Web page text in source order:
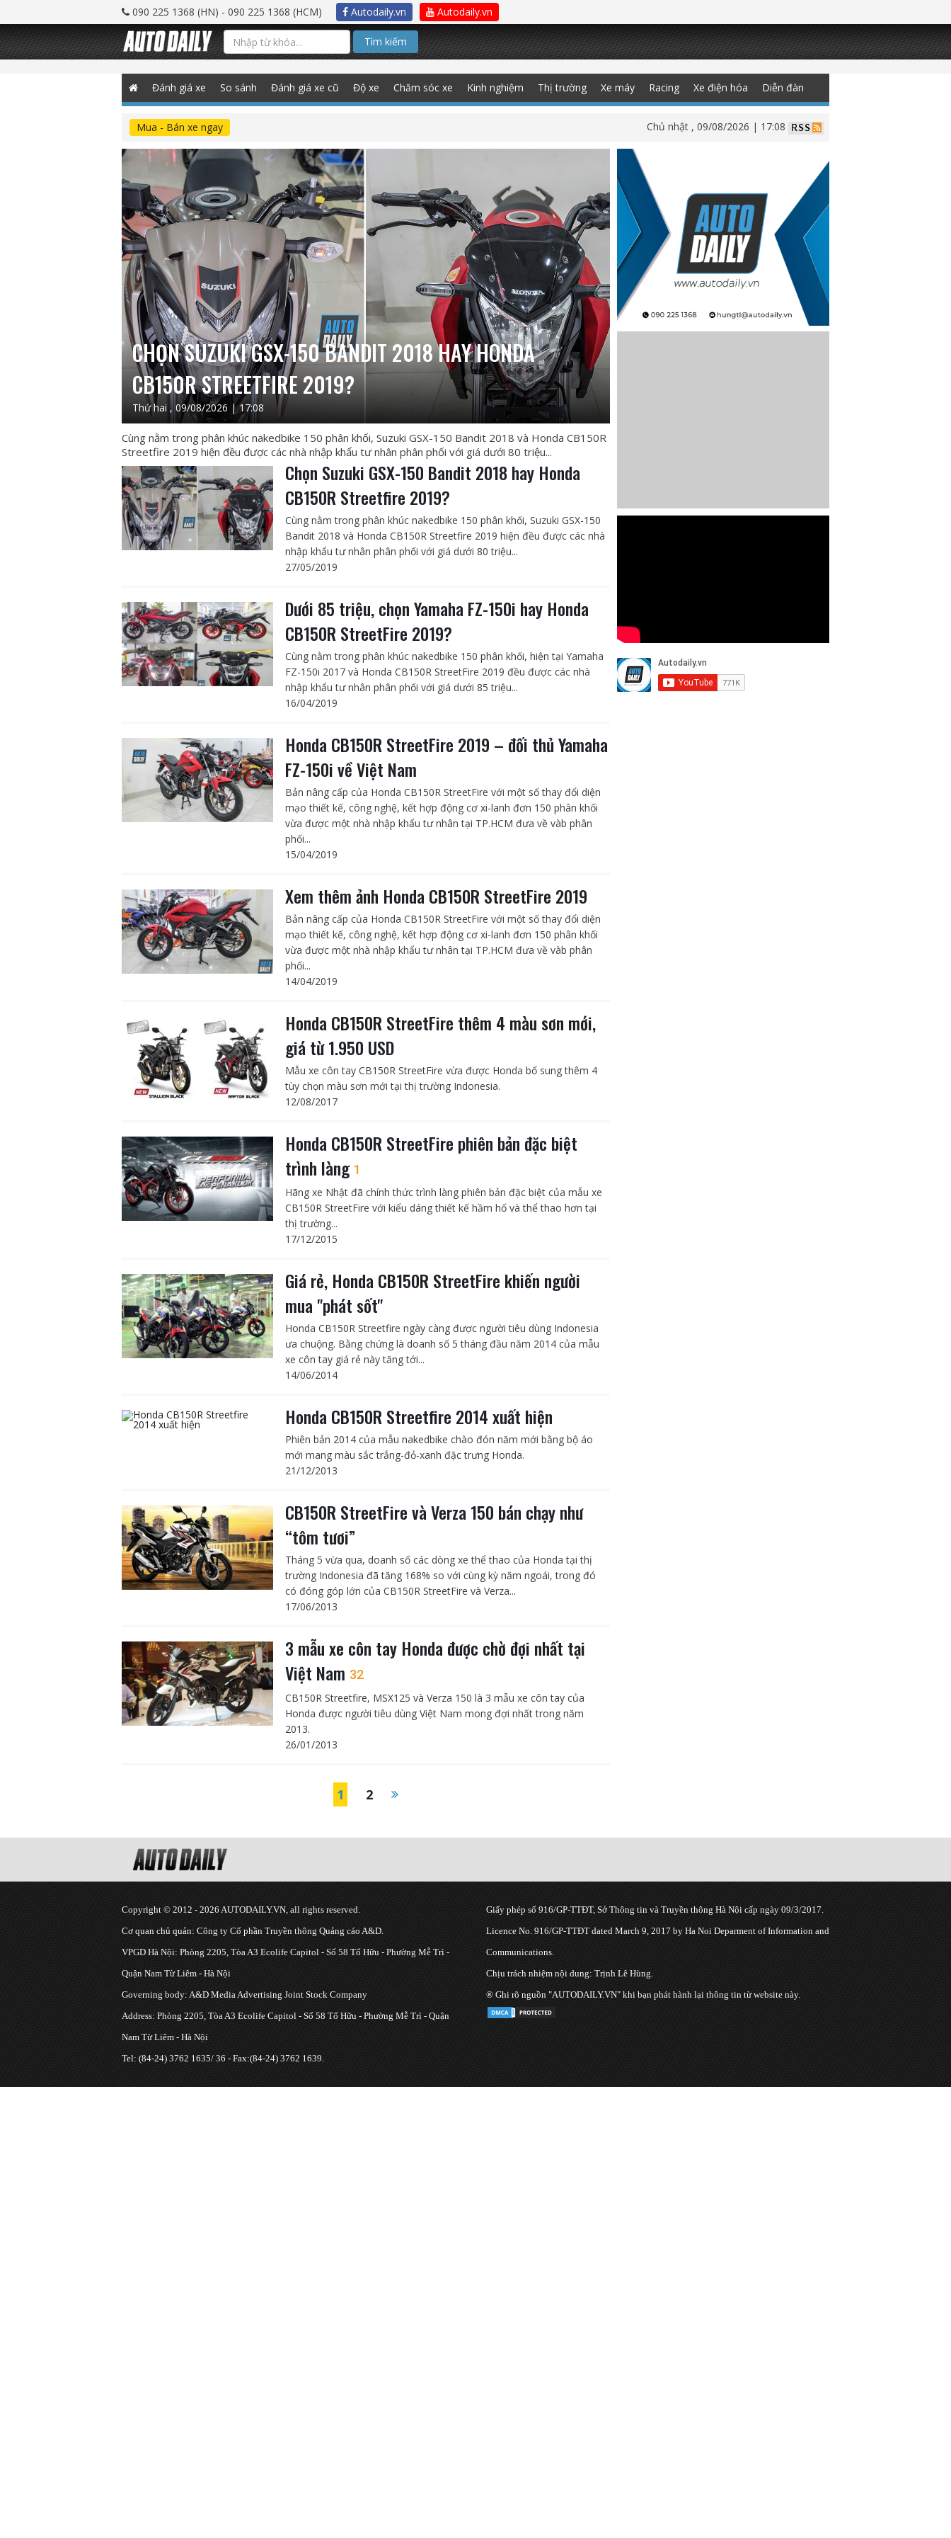
090 225 1368 (HN) - 090 225 1368 (HCM) Autodaily.vn Autodaily.vn
Tìm kiếm
Đánh giá xe So sánh Đánh giá xe cũ Độ xe Chăm sóc xe Kinh nghiệm Thị trường Xe máy Racing Xe điện hóa Diễn đàn
Mua - Bán xe ngay Chủ nhật , 09/08/2026 | 17:08
CHỌN SUZUKI GSX-150 BANDIT 2018 HAY HONDA
CB150R STREETFIRE 2019?
Thứ hai , 09/08/2026 | 17:08
Cùng nằm trong phân khúc nakedbike 150 phân khối, Suzuki GSX-150 Bandit 2018 và Honda CB150R
Streetfire 2019 hiện đều được các nhà nhập khẩu tư nhân phân phối với giá dưới 80 triệu...
Chọn Suzuki GSX-150 Bandit 2018 hay Honda
CB150R Streetfire 2019?
Cùng nằm trong phân khúc nakedbike 150 phân khối, Suzuki GSX-150
Bandit 2018 và Honda CB150R Streetfire 2019 hiện đều được các nhà
nhập khẩu tư nhân phân phối với giá dưới 80 triệu...
27/05/2019
Dưới 85 triệu, chọn Yamaha FZ-150i hay Honda
CB150R StreetFire 2019?
Cùng nằm trong phân khúc nakedbike 150 phân khối, hiện tại Yamaha
FZ-150i 2017 và Honda CB150R StreetFire 2019 đều được các nhà
nhập khẩu tư nhân phân phối với giá dưới 85 triệu...
16/04/2019
Honda CB150R StreetFire 2019 – đối thủ Yamaha
FZ-150i về Việt Nam
Bản nâng cấp của Honda CB150R StreetFire với một số thay đổi diện
mạo thiết kế, công nghệ, kết hợp động cơ xi-lanh đơn 150 phân khối
vừa được một nhà nhập khẩu tư nhân tại TP.HCM đưa về vàb phân
phối...
15/04/2019
Xem thêm ảnh Honda CB150R StreetFire 2019
Bản nâng cấp của Honda CB150R StreetFire với một số thay đổi diện
mạo thiết kế, công nghệ, kết hợp động cơ xi-lanh đơn 150 phân khối
vừa được một nhà nhập khẩu tư nhân tại TP.HCM đưa về vàb phân
phối...
14/04/2019
Honda CB150R StreetFire thêm 4 màu sơn mới,
giá từ 1.950 USD
Mẫu xe côn tay CB150R StreetFire vừa được Honda bổ sung thêm 4
tùy chọn màu sơn mới tại thị trường Indonesia.
12/08/2017
Honda CB150R StreetFire phiên bản đặc biệt
trình làng 1
Hãng xe Nhật đã chính thức trình làng phiên bản đặc biệt của mẫu xe
CB150R StreetFire với kiểu dáng thiết kế hầm hố và thể thao hơn tại
thị trường...
17/12/2015
Giá rẻ, Honda CB150R StreetFire khiến người
mua "phát sốt"
Honda CB150R Streetfire ngày càng được người tiêu dùng Indonesia
ưa chuộng. Bằng chứng là doanh số 5 tháng đầu năm 2014 của mẫu
xe côn tay giá rẻ này tăng tới...
14/06/2014
Honda CB150R Streetfire 2014 xuất hiện
Phiên bản 2014 của mẫu nakedbike chào đón năm mới bằng bộ áo
mới mang màu sắc trắng-đỏ-xanh đặc trưng Honda.
21/12/2013
CB150R StreetFire và Verza 150 bán chạy như
“tôm tươi”
Tháng 5 vừa qua, doanh số các dòng xe thể thao của Honda tại thị
trường Indonesia đã tăng 168% so với cùng kỳ năm ngoái, trong đó
có đóng góp lớn của CB150R StreetFire và Verza...
17/06/2013
3 mẫu xe côn tay Honda được chờ đợi nhất tại
Việt Nam 32
CB150R Streetfire, MSX125 và Verza 150 là 3 mẫu xe côn tay của
Honda được người tiêu dùng Việt Nam mong đợi nhất trong năm
2013.
26/01/2013
1 2
Copyright © 2012 - 2026 AUTODAILY.VN, all rights reserved.
Cơ quan chủ quản: Công ty Cổ phần Truyền thông Quảng cáo A&D.
VPGD Hà Nội: Phòng 2205, Tòa A3 Ecolife Capitol - Số 58 Tố Hữu - Phường Mễ Trì -
Quận Nam Từ Liêm - Hà Nội
Governing body: A&D Media Advertising Joint Stock Company
Address: Phòng 2205, Tòa A3 Ecolife Capitol - Số 58 Tố Hữu - Phường Mễ Trì - Quận
Nam Từ Liêm - Hà Nội
Tel: (84-24) 3762 1635/ 36 - Fax:(84-24) 3762 1639.
Giấy phép số 916/GP-TTĐT, Sở Thông tin và Truyền thông Hà Nội cấp ngày 09/3/2017.
Licence No. 916/GP-TTĐT dated March 9, 2017 by Ha Noi Deparment of Information and
Communications.
Chịu trách nhiệm nội dung: Trịnh Lê Hùng.
® Ghi rõ nguồn "AUTODAILY.VN" khi bạn phát hành lại thông tin từ website này.